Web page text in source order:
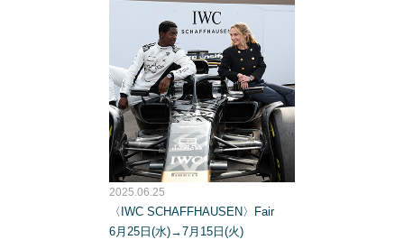
2025.06.25
〈IWC SCHAFFHAUSEN〉Fair
6月25日(水)→7月15日(火)